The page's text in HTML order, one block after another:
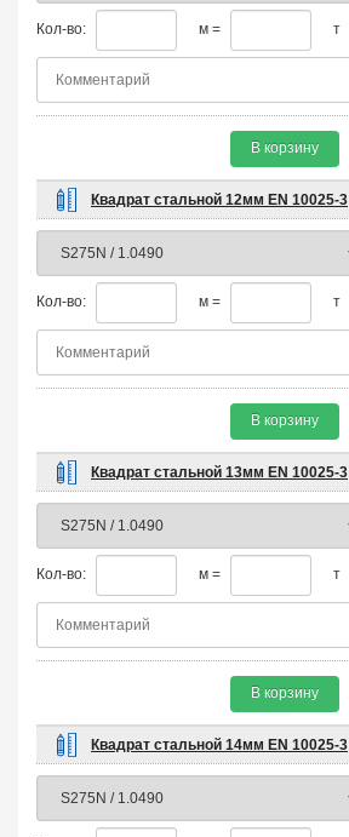
Кол-во: м = т
В корзину
Квадрат стальной 12мм EN 10025-3
Кол-во: м = т
В корзину
Квадрат стальной 13мм EN 10025-3
Кол-во: м = т
В корзину
Квадрат стальной 14мм EN 10025-3